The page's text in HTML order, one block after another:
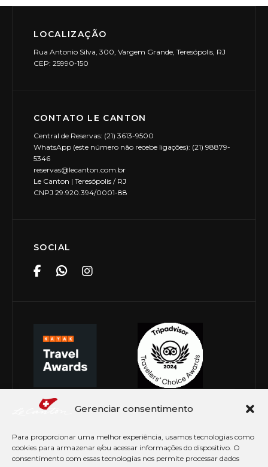
Gerenciar consentimento
Para proporcionar uma melhor experiência, usamos tecnologias como
cookies para armazenar e/ou acessar informações do dispositivo. O
consentimento com essas tecnologias nos permite processar dados
LOCALIZAÇÃO
Rua Antonio Silva, 300, Vargem Grande, Teresópolis, RJ
CEP: 25990-150
CONTATO LE CANTON
Central de Reservas: (21) 3613-9500
WhatsApp (este número não recebe ligações): (21) 98879-
5346
reservas@lecanton.com.br
Le Canton | Teresópolis / RJ
CNPJ 29.920.394/0001-88
SOCIAL